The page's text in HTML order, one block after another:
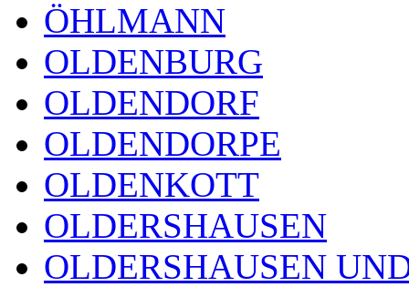
ÖHLMANN
OLDENBURG
OLDENDORF
OLDENDORPE
OLDENKOTT
OLDERSHAUSEN
OLDERSHAUSEN